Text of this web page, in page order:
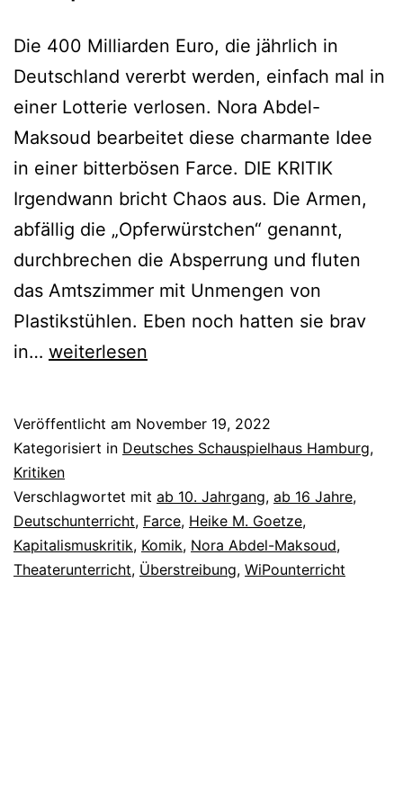
Die 400 Milliarden Euro, die jährlich in
Deutschland vererbt werden, einfach mal in
einer Lotterie verlosen. Nora Abdel-
Maksoud bearbeitet diese charmante Idee
in einer bitterbösen Farce. DIE KRITIK
Irgendwann bricht Chaos aus. Die Armen,
abfällig die „Opferwürstchen“ genannt,
durchbrechen die Absperrung und fluten
das Amtszimmer mit Unmengen von
Plastikstühlen. Eben noch hatten sie brav
in… Jeeps
weiterlesen
Veröffentlicht am November 19, 2022
Kategorisiert in Deutsches Schauspielhaus Hamburg,
Kritiken
Verschlagwortet mit ab 10. Jahrgang, ab 16 Jahre,
Deutschunterricht, Farce, Heike M. Goetze,
Kapitalismuskritik, Komik, Nora Abdel-Maksoud,
Theaterunterricht, Überstreibung, WiPounterricht